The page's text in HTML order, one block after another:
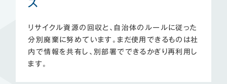
ス
リサイクル資源の回収と、自治体のルールに従った
分別廃棄に努めています。まだ使用できるものは社
内で情報を共有し、別部署でできるかぎり再利用し
ます。